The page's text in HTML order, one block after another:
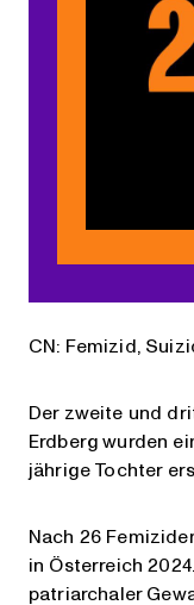
CN: Femizid,
Der zweite und
Erdberg wurden
jährige Tochter
Nach 26
in Österreich
patriarchaler